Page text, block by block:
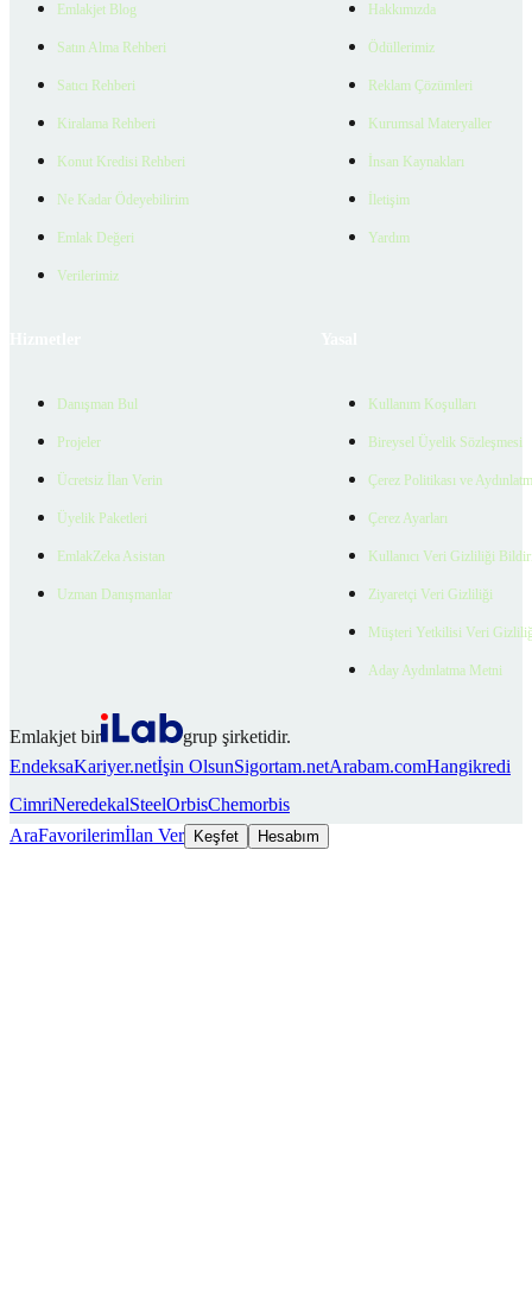
Emlakjet Blog
Satın Alma Rehberi
Satıcı Rehberi
Kiralama Rehberi
Konut Kredisi Rehberi
Ne Kadar Ödeyebilirim
Emlak Değeri
Verilerimiz
Hakkımızda
Ödüllerimiz
Reklam Çözümleri
Kurumsal Materyaller
İnsan Kaynakları
İletişim
Yardım
Danışman Bul
Projeler
Ücretsiz İlan Verin
Üyelik Paketleri
EmlakZeka Asistan
Uzman Danışmanlar
Kullanım Koşulları
Bireysel Üyelik Sözleşmesi
Çerez Politikası ve
Çerez Ayarları
Kullanıcı Veri Gizliliği
Ziyaretçi Veri Gizliliği
Müşteri Yetkilisi Veri
Aday Aydınlatma Metni
Emlakjet bir
grup şirketidir.
EndeksaKariyer.netİşin OlsunSigortam.netArabam.comHangikredi
CimriNeredekalSteelOrbisChemorbis
AraFavorilerimİlan Ver Keşfet Hesabım